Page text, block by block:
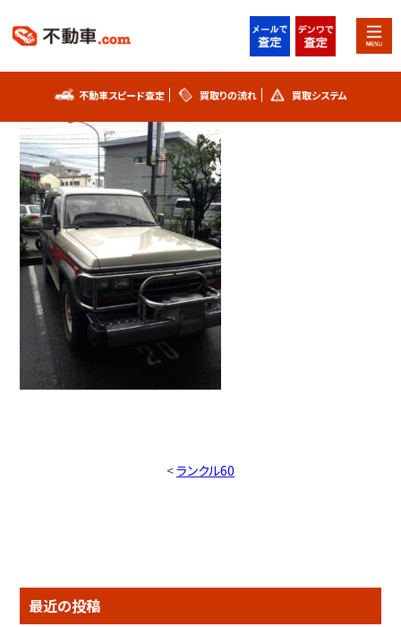
不動車スピード査定 買取りの流れ
買取システム
不動車買取実績
お知らせ
プライバシーポリシー
不動車スピード査定 買取りの流れ 買取システム
ランクル60
<ランクル60
最近の投稿